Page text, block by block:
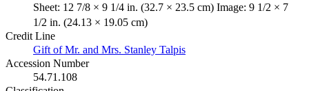
Sheet: 12 7/8 × 9 1/4 in. (32.7 × 23.5 cm) Image: 9 1/2 × 7
1/2 in. (24.13 × 19.05 cm)
Credit Line
Gift of Mr. and Mrs. Stanley Talpis
Accession Number
54.71.108